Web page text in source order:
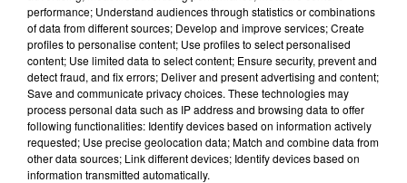
Ajouter à votre calendrier
Date
du6 avril 2024 à 9h00
au6 avril 2024 à 18h00
performance; Understand audiences through statistics or combinations
of data from different sources; Develop and improve services; Create
profiles to personalise content; Use profiles to select personalised
content; Use limited data to select content; Ensure security, prevent and
detect fraud, and fix errors; Deliver and present advertising and content;
Save and communicate privacy choices. These technologies may
process personal data such as IP address and browsing data to offer
following functionalities: Identify devices based on information actively
requested; Use precise geolocation data; Match and combine data from
other data sources; Link different devices; Identify devices based on
information transmitted automatically.